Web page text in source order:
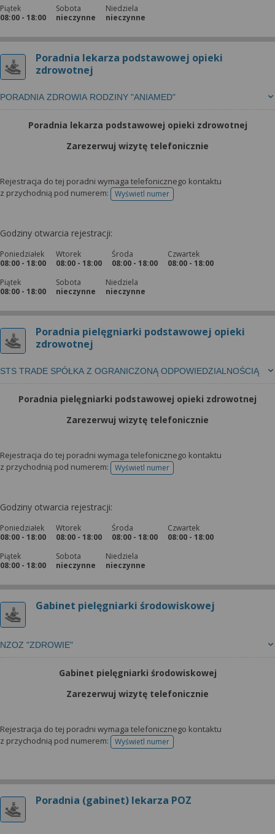
Piątek
08:00 - 18:00
Sobota
nieczynne
Niedziela
nieczynne
Poradnia lekarza podstawowej opieki
zdrowotnej
PORADNIA ZDROWIA RODZINY "ANIAMED"
Poradnia lekarza podstawowej opieki zdrowotnej
Zarezerwuj wizytę telefonicznie
Rejestracja do tej poradni wymaga telefonicznego kontaktu
z przychodnią pod numerem:
Wyświetl numertelefonu do rejestracji
Godziny otwarcia rejestracji:
Poniedziałek
08:00 - 18:00
Wtorek
08:00 - 18:00
Środa
08:00 - 18:00
Czwartek
08:00 - 18:00
Piątek
08:00 - 18:00
Sobota
nieczynne
Niedziela
nieczynne
Poradnia pielęgniarki podstawowej opieki
zdrowotnej
STS TRADE SPÓŁKA Z OGRANICZONĄ ODPOWIEDZIALNOŚCIĄ
Poradnia pielęgniarki podstawowej opieki zdrowotnej
Zarezerwuj wizytę telefonicznie
Rejestracja do tej poradni wymaga telefonicznego kontaktu
z przychodnią pod numerem:
Wyświetl numertelefonu do rejestracji
Godziny otwarcia rejestracji:
Poniedziałek
08:00 - 18:00
Wtorek
08:00 - 18:00
Środa
08:00 - 18:00
Czwartek
08:00 - 18:00
Piątek
08:00 - 18:00
Sobota
nieczynne
Niedziela
nieczynne
Gabinet pielęgniarki środowiskowej
NZOZ "ZDROWIE"
Gabinet pielęgniarki środowiskowej
Zarezerwuj wizytę telefonicznie
Rejestracja do tej poradni wymaga telefonicznego kontaktu
z przychodnią pod numerem:
Wyświetl numertelefonu do rejestracji
Poradnia (gabinet) lekarza POZ